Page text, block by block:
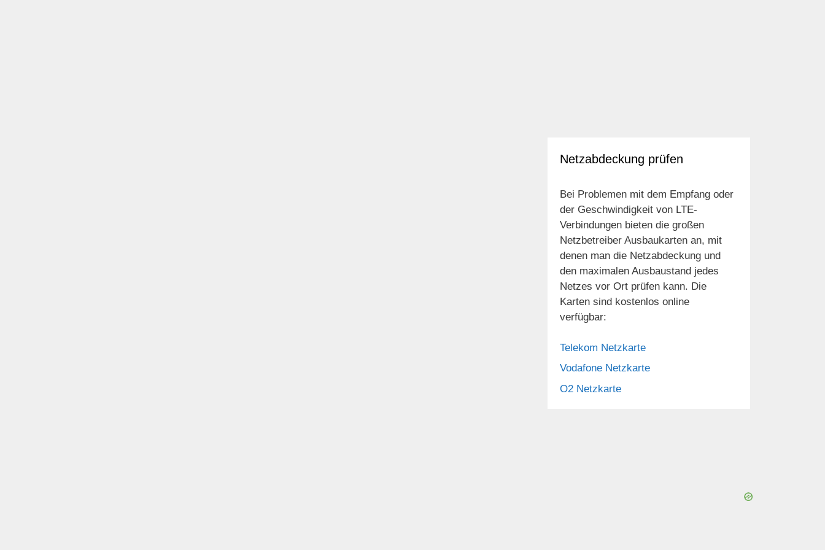
Netzabdeckung prüfen
Bei Problemen mit dem Empfang oder
der Geschwindigkeit von LTE-
Verbindungen bieten die großen
Netzbetreiber Ausbaukarten an, mit
denen man die Netzabdeckung und
den maximalen Ausbaustand jedes
Netzes vor Ort prüfen kann. Die
Karten sind kostenlos online
verfügbar:
Telekom Netzkarte
Vodafone Netzkarte
O2 Netzkarte